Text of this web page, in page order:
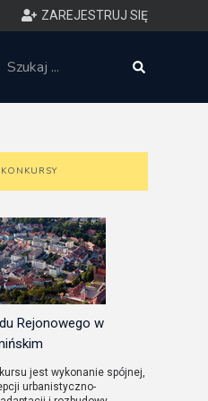
ZAREJESTRUJ SIĘ
KONKURSY
Rejonowego w
jest wykonanie spójnej,
urbanistyczno-